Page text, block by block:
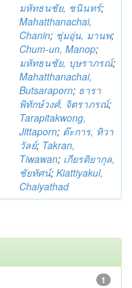
มหัทธนชัย, ชนินทร์;
Mahatthanachai,
Chanin; ชุ่มอุ่น, มานพ;
Chum-un, Manop;
มหัทธนชัย, บุษราภรณ์;
Mahatthanachai,
Butsaraporn; ธารา
พิทักษ์วงศ์, จิตราภรณ์;
Tarapitakwong,
Jittaporn; ต๊ะการ, ทิวา
วัลย์; Takran,
Tiwawan; เกียรติยากุล,
ชัยทัศน์; Kiattiyakul,
Chaiyathad
1